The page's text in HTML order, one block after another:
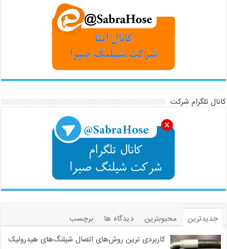
کانال تلگرام شرکت
جدیدترین محبوبترین دیدگاه ها
برچسب
کاربردی ترین روش‌های اتصال شیلنگ‌های هیدرولیک